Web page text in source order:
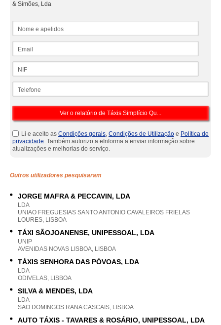
& Simões, Lda
Li e aceito as Condições gerais, Condições de Utilização e Política de
privacidade. Também autorizo a eInforma a enviar informação sobre
atualizações e melhorias do serviço.
Outros utilizadores pesquisaram
JORGE MAFRA & PECCAVIN, LDA
LDA
UNIAO FREGUESIAS SANTO ANTONIO CAVALEIROS FRIELAS
LOURES, LISBOA
TÁXI SÃOJOANENSE, UNIPESSOAL, LDA
UNIP
AVENIDAS NOVAS LISBOA, LISBOA
TÁXIS SENHORA DAS PÓVOAS, LDA
LDA
ODIVELAS, LISBOA
SILVA & MENDES, LDA
LDA
SAO DOMINGOS RANA CASCAIS, LISBOA
AUTO TÁXIS - TAVARES & ROSÁRIO, UNIPESSOAL, LDA